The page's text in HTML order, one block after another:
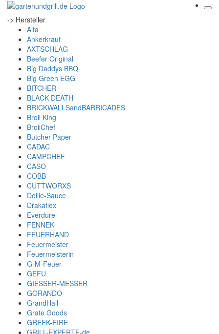
-> Hersteller
Alfa
Ankerkraut
AXTSCHLAG
Beefer Original
Big Daddys BBQ
Big Green EGG
BITCHER
BLACK DEATH
BRICKWALLSandBARRICADES
Broil King
BroilChef
Butcher Paper
CADAC
CAMPCHEF
CASO
COBB
CUTTWORXS
Dollie-Sauce
Drakaflex
Everdure
FENNEK
FEUERHAND
Feuermeister
Feuermeisterin
G-M-Feuer
GEFU
GIESSER-MESSER
GORANDO
GrandHall
Grate Goods
GREEK-FIRE
GRILL-EXPERTE-de